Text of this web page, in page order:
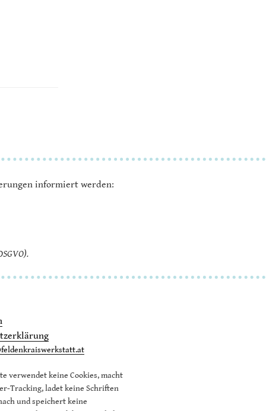
informiert werden:
verwendet keine Cookies, macht
Tracking, ladet keine Schriften
und speichert keine